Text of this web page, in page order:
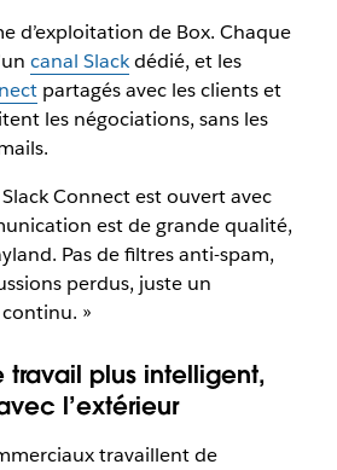
d’exploitation de Box. Chaque
canal Slackdédié, et les
partagés avec les clients et
les négociations, sans les
Connect est ouvert avec
est de grande qualité,
Pas de filtres anti-spam,
perdus, juste un
»
travail plus intelligent,
l’extérieur
travaillent de